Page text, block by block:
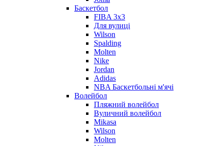
Баскетбол
FIBA 3x3
Для вулиці
Wilson
Spalding
Molten
Nike
Jordan
Adidas
NBA Баскетбольні м'ячі
Волейбол
Пляжний волейбол
Вуличний волейбол
Mikasa
Wilson
Molten